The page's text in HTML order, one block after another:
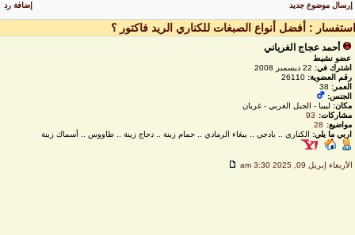
إرسال موضوع جديد إضافة رد
: أفضل أنواع الصبغات للكناري الريد فاكتور ؟
أحمد عجاج الغرياني
عضو نشيط
اشترك في:22 ديسمبر 2008
رقم العضوية:26110
العمر: 38
الجنس:
مكان:ليبيا - الجبل الغربي - غريان
مشاركات:
93
مواضيع:
28
اربي ما يلي:الكناري .. بادجي .. ببغاء الرمادي .. حمام زينة .. دجاج زينة .. طاووس .. أسماك زينة
الأربعاء إبريل 09, 2025 3:30 am